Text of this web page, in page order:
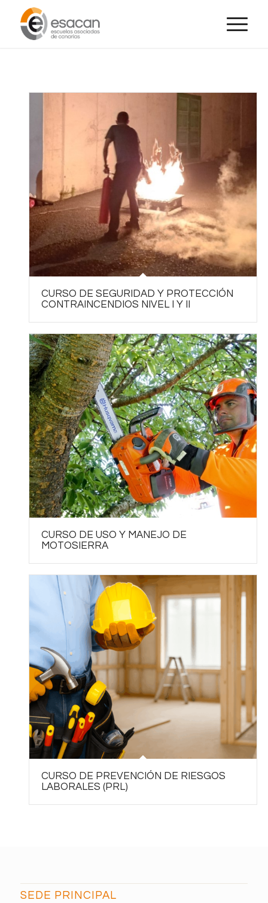
CURSO DE SEGURIDAD Y PROTECCIÓN
CONTRAINCENDIOS NIVEL I Y II
CURSO DE USO Y MANEJO DE
MOTOSIERRA
CURSO DE PREVENCIÓN DE RIESGOS
LABORALES (PRL)
SEDE PRINCIPAL